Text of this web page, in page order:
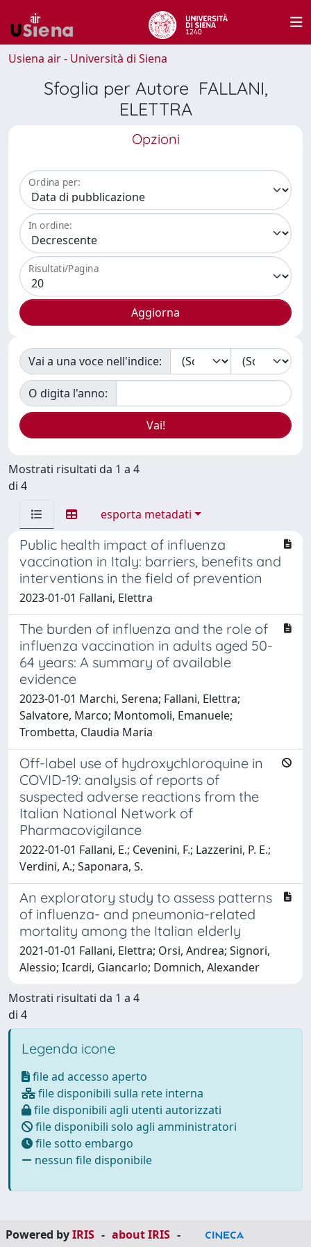
Usiena air - Università di Siena
Sfoglia per Autore FALLANI,
ELETTRA
Opzioni
Ordina per:
In ordine:
Risultati/Pagina
Vai a una voce nell'indice:
O digita l'anno:
Mostrati risultati da 1 a 4
di 4
esporta metadati
Public health impact of influenza
vaccination in Italy: barriers, benefits and
interventions in the field of prevention
2023-01-01 Fallani, Elettra
The burden of influenza and the role of
influenza vaccination in adults aged 50-
64 years: A summary of available
evidence
2023-01-01 Marchi, Serena; Fallani, Elettra;
Salvatore, Marco; Montomoli, Emanuele;
Trombetta, Claudia Maria
Off-label use of hydroxychloroquine in
COVID-19: analysis of reports of
suspected adverse reactions from the
Italian National Network of
Pharmacovigilance
2022-01-01 Fallani, E.; Cevenini, F.; Lazzerini, P. E.;
Verdini, A.; Saponara, S.
An exploratory study to assess patterns
of influenza- and pneumonia-related
mortality among the Italian elderly
2021-01-01 Fallani, Elettra; Orsi, Andrea; Signori,
Alessio; Icardi, Giancarlo; Domnich, Alexander
Mostrati risultati da 1 a 4
di 4
Legenda icone
file ad accesso aperto
file disponibili sulla rete interna
file disponibili agli utenti autorizzati
file disponibili solo agli amministratori
file sotto embargo
nessun file disponibile
Powered byIRIS - about IRIS -